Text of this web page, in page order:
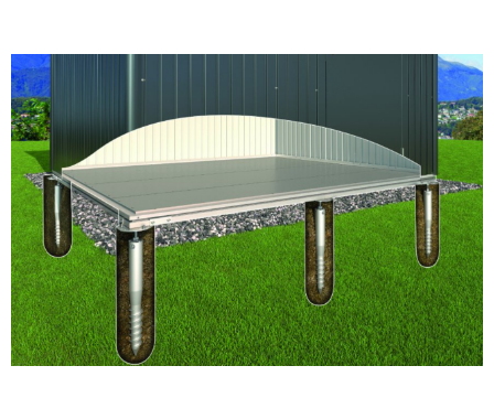
B
U
J
E
T
E
N
Á
J
S